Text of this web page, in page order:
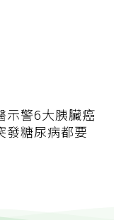
示警6大胰臟癌
發糖尿病都要